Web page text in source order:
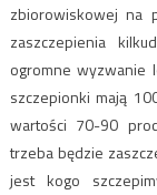
zbiorowiskowej na
zaszczepienia
ogromne wyzwanie
szczepionki mają
wartości 70-90
trzeba będzie
jest kogo